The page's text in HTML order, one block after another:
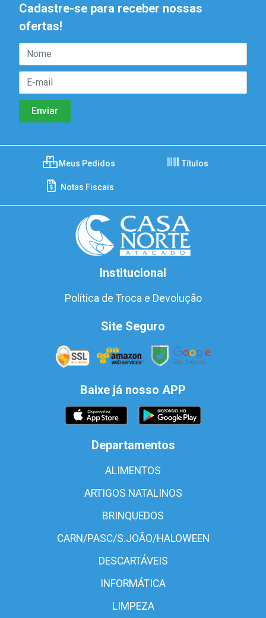
Cadastre-se para receber nossas
ofertas!
Meus Pedidos Títulos
Notas Fiscais
Institucional
Política de Troca e Devolução
Site Seguro
Baixe já nosso APP
Departamentos
ALIMENTOS
ARTIGOS NATALINOS
BRINQUEDOS
CARN/PASC/S.JOÃO/HALOWEEN
DESCARTÁVEIS
INFORMÁTICA
LIMPEZA